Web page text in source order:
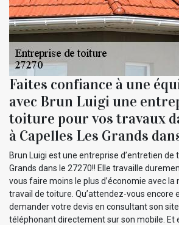
Faites confiance à une
avec Brun Luigi une
toiture pour vos travaux
à Capelles Les Grands
Brun Luigi est une entreprise d’entretien de
Grands dans le 27270!! Elle travaille
vous faire moins le plus d’économie avec la
travail de toiture. Qu’attendez-vous encore
demander votre devis en consultant son
téléphonant directement sur son mobile. Et